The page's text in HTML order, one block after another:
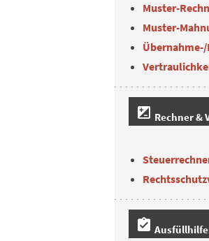
Muster-
Muster-
iso Rechner &
assignment_turned_in